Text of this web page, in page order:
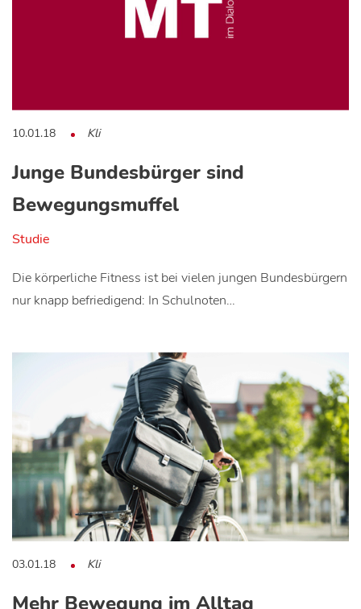
10.01.18 Kli
Junge Bundesbürger sind
Bewegungsmuffel
Studie
Die körperliche Fitness ist bei vielen jungen Bundesbürgern
nur knapp befriedigend: In Schulnoten…
03.01.18 Kli
Mehr Bewegung im Alltag